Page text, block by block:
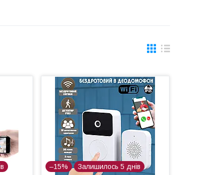
–15% Залишилось 5 днів